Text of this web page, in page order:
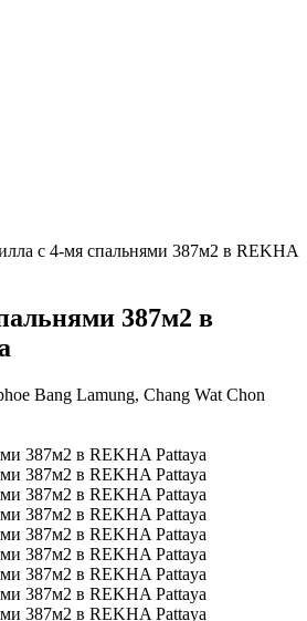
с 4-мя спальнями 387м2 в REKHA
387м2 в
Bang Lamung, Chang Wat Chon